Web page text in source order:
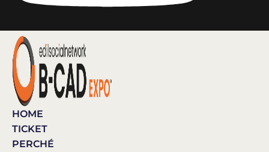
HOME
TICKET
PERCHÉ